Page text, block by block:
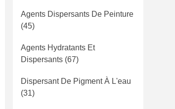
Agents Dispersants De Peinture
(45)
Agents Hydratants Et
Dispersants (67)
Dispersant De Pigment À L'eau
(31)